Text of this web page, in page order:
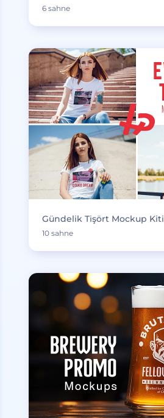
6 sahne
Gündelik Tişört Mockup Kiti
10 sahne